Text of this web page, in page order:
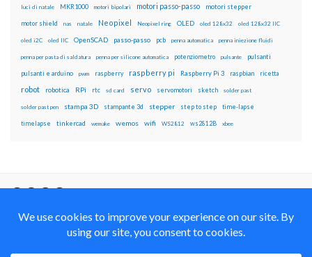
luci di natale MKR1000 motori bipolari motori passo-passo motori stepper
motor shield nas natale Neopixel Neopixel ring OLED oled 128x32 oled 128x32 IIC
oled i2C oled IIC OpenSCAD passo-passo pcb penna automatica penna iniezione fluidi
penna per pasta di saldatura penna per silicone automatica potenziometro pulsante pulsanti
pulsanti e arduino pwm raspberry raspberry pi Raspberry Pi 3 raspbian ricetta
robot robotica RPi rtc sd card servo servomotori sketch solder past
solder past pen stampa 3D stampante 3d stepper step to step time-lapse
timelapse tinkercad wemake wemos wifi WS2812 ws2812B xbee
Alike 4.0 International